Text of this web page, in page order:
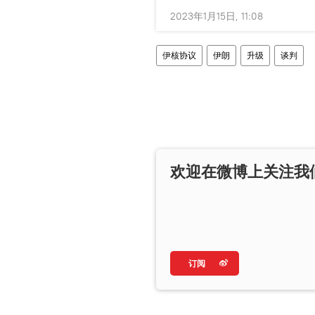
2023年1月15日, 11:08
伊核协议 伊朗 升级 谈判
欢迎在微博上关注
订阅